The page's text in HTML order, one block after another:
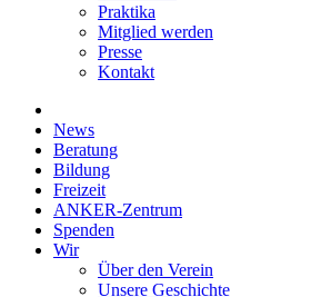
Praktika
Mitglied werden
Presse
Kontakt
News
Beratung
Bildung
Freizeit
ANKER-Zentrum
Spenden
Wir
Über den Verein
Unsere Geschichte